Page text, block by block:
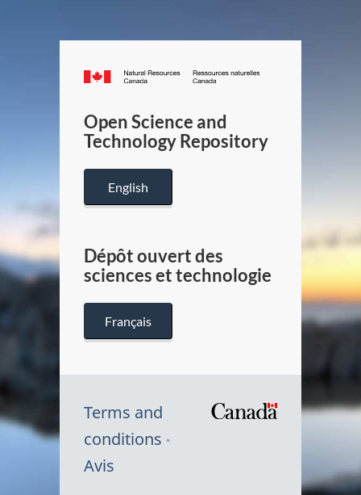
Canada.ca
/
Canada
Open Science and
Technology Repository
English
Dépôt ouvert des
sciences et technologie
Français
Terms and
conditions
Avis